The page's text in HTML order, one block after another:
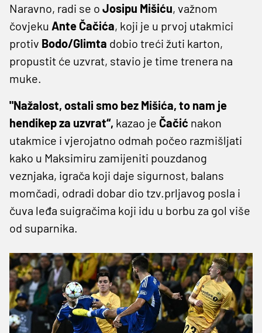
Naravno, radi se o Josipu Mišiću, važnom
čovjeku Ante Čačića, koji je u prvoj utakmici
protiv Bodo/Glimta dobio treći žuti karton,
propustit će uzvrat, stavio je time trenera na
muke.
"Nažalost, ostali smo bez Mišića, to nam je
hendikep za uzvrat“, kazao je Čačić nakon
utakmice i vjerojatno odmah počeo razmišljati
kako u Maksimiru zamijeniti pouzdanog
veznjaka, igrača koji daje sigurnost, balans
momčadi, odradi dobar dio tzv.prljavog posla i
čuva leđa suigračima koji idu u borbu za gol više
od suparnika.